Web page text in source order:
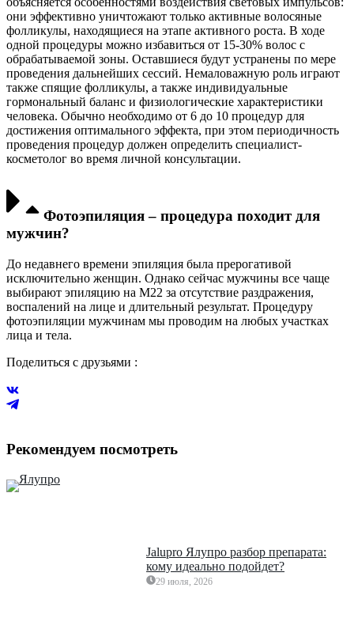
они эффективно уничтожают только активные волосяные
фолликулы, находящиеся на этапе активного роста. В ходе
одной процедуры можно избавиться от 15-30% волос с
обрабатываемой зоны. Оставшиеся будут устранены по мере
проведения дальнейших сессий. Немаловажную роль играют
также спящие фолликулы, а также индивидуальные
гормональный баланс и физиологические характеристики
человека. Обычно необходимо от 6 до 10 процедур для
достижения оптимального эффекта, при этом периодичность
проведения процедур должен определить специалист-
косметолог во время личной консультации.
Фотоэпиляция – процедура походит для
мужчин?
До недавнего времени эпиляция была прерогативой
исключительно женщин. Однако сейчас мужчины все чаще
выбирают эпиляцию на М22 за отсутствие раздражения,
воспалений на лице и длительный результат. Процедуру
фотоэпиляции мужчинам мы проводим на любых участках
лица и тела.
Поделиться с друзьями :
Рекомендуем посмотреть
Jalupro Ялупро разбор препарата:
кому идеально подойдет?
29 июля, 2026